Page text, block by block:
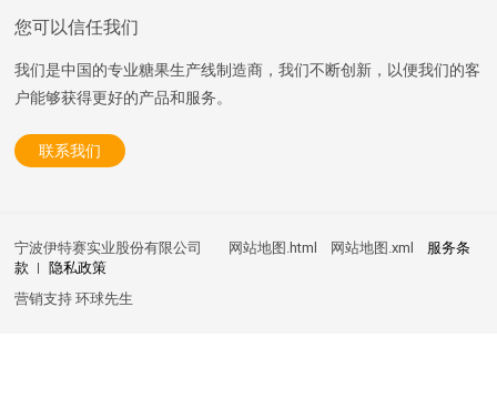
您可以信任我们
我们是中国的专业糖果生产线制造商，我们不断创新，以便我们的客
户能够获得更好的产品和服务。
联系我们
宁波伊特赛实业股份有限公司 网站地图.html 网站地图.xml
服务条
款
隐私政策
营销支持环球先生